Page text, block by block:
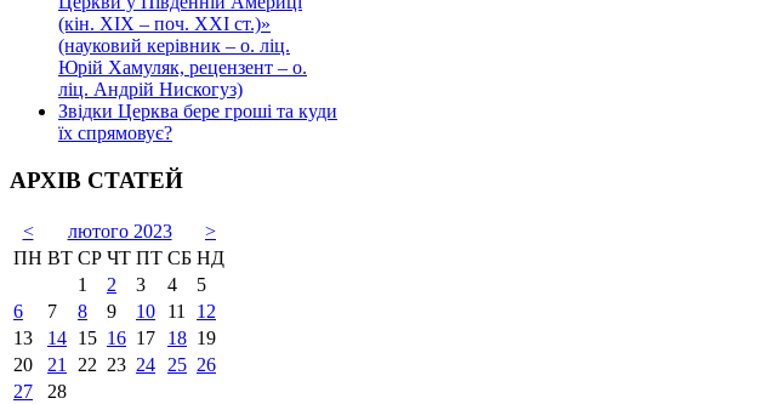
(кін. ХІХ – поч. ХХІ ст.)»
(науковий керівник – о. ліц.
Юрій Хамуляк, рецензент – о.
ліц. Андрій Нискогуз)
Звідки Церква бере гроші та куди
їх спрямовує?
АРХІВ СТАТЕЙ
< лютого 2023
>
ПН ВТ СР ЧТ ПТ СБ НД
1
2 3 4
5
6
7 8 9 10 11
12
13
14 15 16 17 18 19
20
21 22 23 24 25 26
27
28